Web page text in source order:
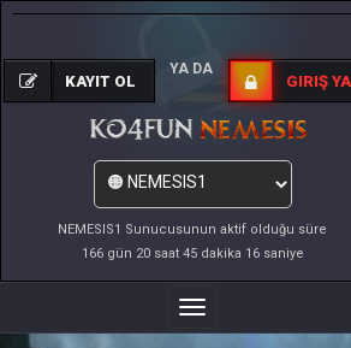
NEMESIS1 Sunucusunun aktif olduğu süre
166 gün 20 saat 45 dakika 16 saniye
KAYIT OL
YA DA
GIRIŞ
Menüyü
Değiştir